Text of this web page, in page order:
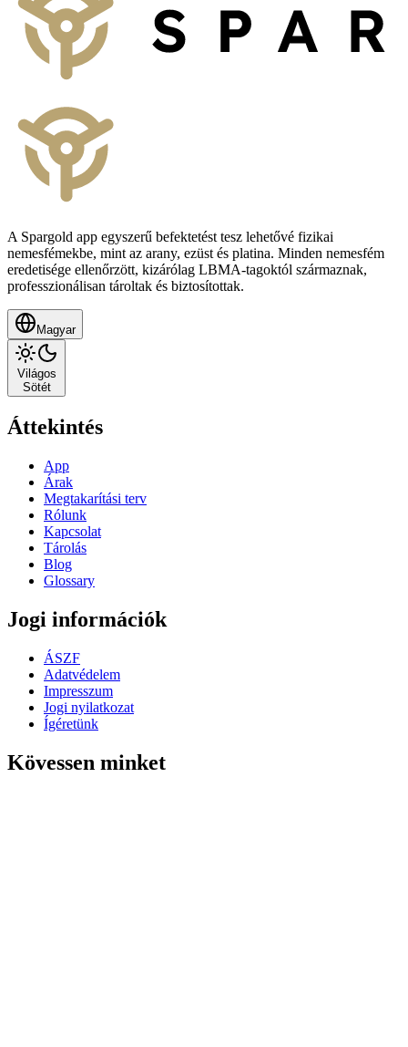
A Spargold app egyszerű befektetést tesz lehetővé fizikai
nemesfémekbe, mint az arany, ezüst és platina. Minden nemesfém
eredetisége ellenőrzött, kizárólag LBMA-tagoktól származnak,
professzionálisan tároltak és biztosítottak.
Magyar
Világos
Sötét
Áttekintés
App
Árak
Megtakarítási terv
Rólunk
Kapcsolat
Tárolás
Blog
Glossary
Jogi információk
ÁSZF
Adatvédelem
Impresszum
Jogi nyilatkozat
Ígéretünk
Kövessen minket